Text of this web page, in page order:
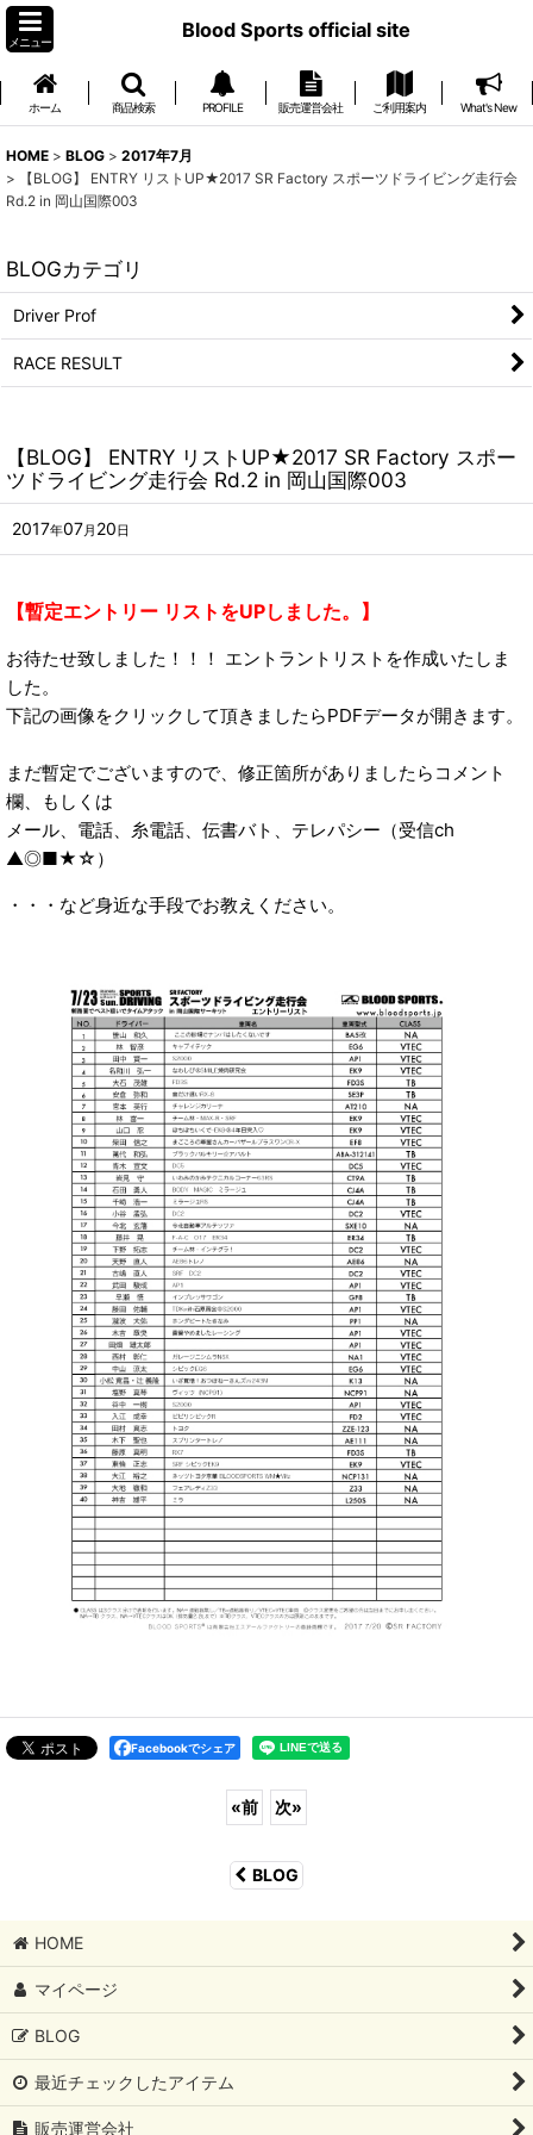
メニュー
Blood Sports official site
ホーム 商品検索 PROFILE 販売運営会社 ご利用案内 What's New
HOME > BLOG > 2017年7月
>
【BLOG】 ENTRY リストUP★2017 SR Factory スポーツドライビング走行会
Rd.2 in 岡山国際003
【BLOG】 ENTRY リストUP★2017 SR Factory スポー
ツドライビング走行会 Rd.2 in 岡山国際003
2017年07月 20日
【暫定エントリー リストをUPしました。】
お待たせ致しました！！！ エントラントリストを作成いたしま
した。
下記の画像をクリックして頂きましたらPDFデータが開きます。
まだ暫定でございますので、修正箇所がありましたらコメント
欄、もしくは
メール、電話、糸電話、伝書バト、テレパシー（受信ch
▲◎■★☆）
・・・など身近な手段でお教えください。
Facebookでシェア
«前 次»
BLOG
BLOGカテゴリ
Driver Prof
RACE RESULT
HOME
マイページ
BLOG
最近チェックしたアイテム
販売運営会社